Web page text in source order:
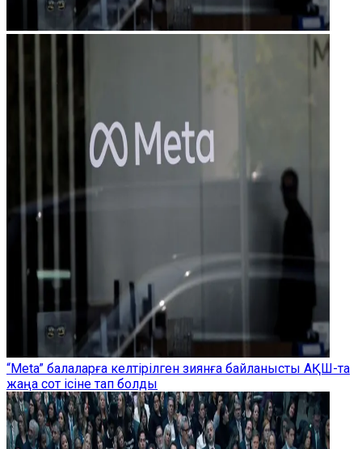
“Meta” балаларға келтірілген зиянға байланысты АҚШ-та
жаңа сот ісіне тап болды